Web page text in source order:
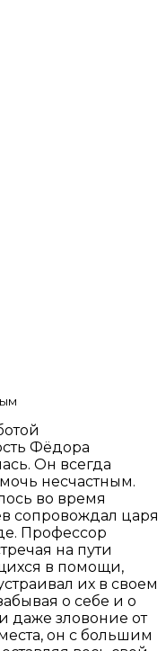
Фёдора
Он всегда
несчастным.
во время
сопровождал царя
Профессор
на пути
в помощи,
их в своем
о себе и о
даже зловоние от
он с большим